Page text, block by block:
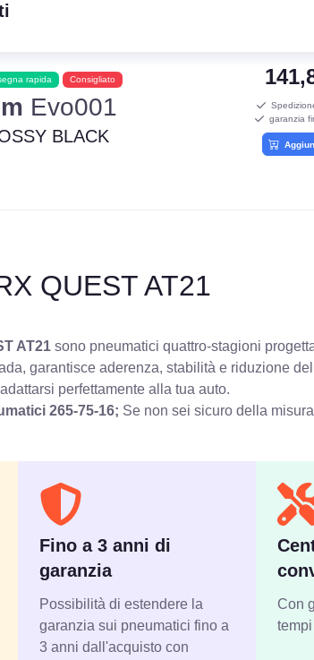
rapida Consigliato
Evo001
BLACK
garanzia
QUEST AT21
AT21 sono pneumatici quattro-stagioni
garantisce aderenza, stabilità e riduzione
perfettamente alla tua auto.
265-75-16; Se non sei sicuro della
Fino a 3 anni di
garanzia
Possibilità di estendere la
garanzia sui pneumatici fino a
3 anni dall'acquisto con
Con